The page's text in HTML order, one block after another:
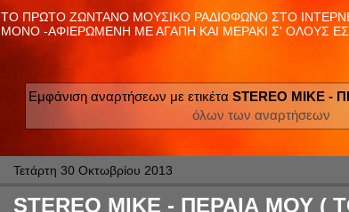
ΤΟ ΠΡΩΤΟ ΖΩΝΤΑΝΟ ΜΟΥΣΙΚΟ ΡΑΔΙΟΦΩΝΟ ΣΤΟ
ΜΟΝΟ -ΑΦΙΕΡΩΜΕΝΗ ΜΕ ΑΓΑΠΗ ΚΑΙ ΜΕΡΑΚΙ Σ' ΟΛΟΥΣ
Εμφάνιση αναρτήσεων με ετικέταSTEREO MIKE -
όλων των αναρτήσεων
Τετάρτη 30 Οκτωβρίου 2013
STEREO MIKE - ΠΕΡΑΙΑ ΜΟΥ (